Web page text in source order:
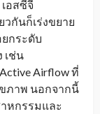
อสซีจี
วกันก็เร่งขยาย
ยกระดับ
เช่น
Airflow ที่
ภาพ นอกจากนี้
หกรรมและ